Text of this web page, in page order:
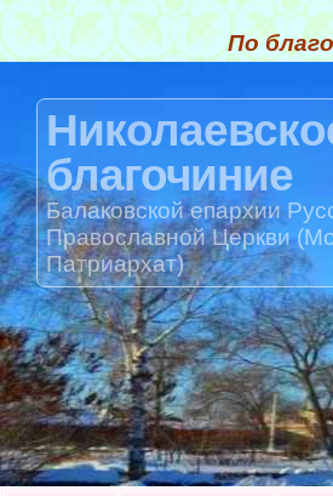
По
благочиние
Балаковской епархии
Православной Церкви
Патриархат)